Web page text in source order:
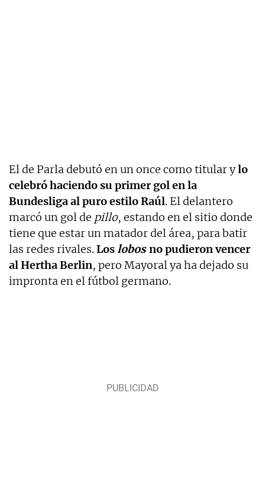
El de Parla debutó en un once como titular ylo
celebró haciendo su primer gol en la
Bundesliga al puro estilo Raúl. El delantero
marcó un gol de pillo, estando en el sitio donde
tiene que estar un matador del área, para batir
las redes rivales.Loslobosno pudieron vencer
al Hertha Berlin, pero Mayoral ya ha dejado su
impronta en el fútbol germano.